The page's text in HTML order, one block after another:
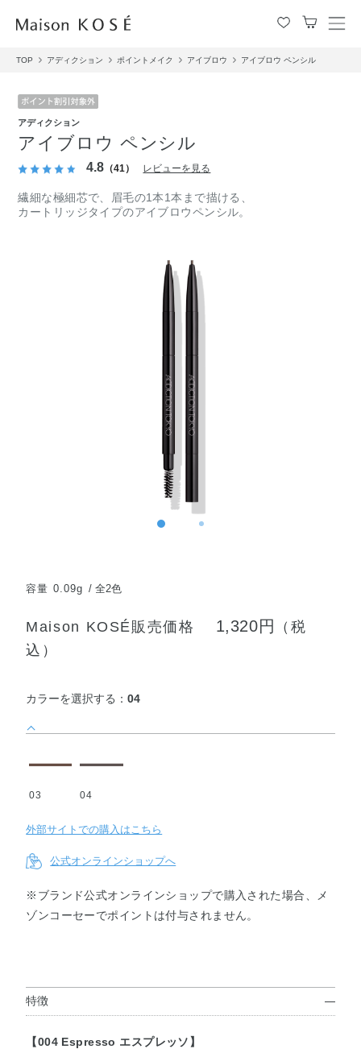
メ
TOP アディクション ポイントメイク アイブロウ アイブロウ ペンシル
アディクション
アイブロウ ペンシル
4.8 （41） レビューを見る
繊細な極細芯で、眉毛の1本1本まで描ける、
カートリッジタイプのアイブロウペンシル。
容量 0.09g 全2色
Maison KOSÉ販売価格 1,320円
（税
込）
カラーを選択する：04
03 04
外部サイトでの購入はこちら
公式オンラインショップへ
※ブランド公式オンラインショップで購入された場合、メ
ゾンコーセーでポイントは付与されません。
特徴
【004 Espresso エスプレッソ】